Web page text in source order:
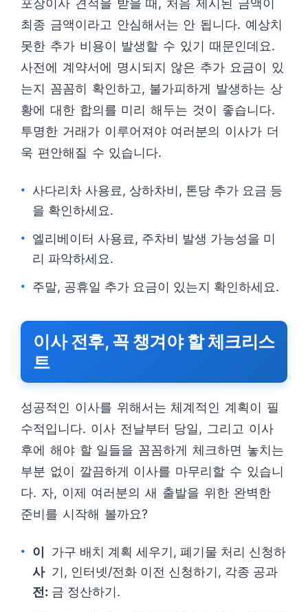
포장이사 견적을 받을 때, 처음 제시된 금액이
최종 금액이라고 안심해서는 안 됩니다. 예상치
못한 추가 비용이 발생할 수 있기 때문인데요.
사전에 계약서에 명시되지 않은 추가 요금이 있
는지 꼼꼼히 확인하고, 불가피하게 발생하는 상
황에 대한 합의를 미리 해두는 것이 좋습니다.
투명한 거래가 이루어져야 여러분의 이사가 더
욱 편안해질 수 있습니다.
사다리차 사용료, 상하차비, 톤당 추가 요금 등
을 확인하세요.
엘리베이터 사용료, 주차비 발생 가능성을 미
리 파악하세요.
주말, 공휴일 추가 요금이 있는지 확인하세요.
이사 전후, 꼭 챙겨야 할 체크리스
트
성공적인 이사를 위해서는 체계적인 계획이 필
수적입니다. 이사 전날부터 당일, 그리고 이사
후에 해야 할 일들을 꼼꼼하게 체크하면 놓치는
부분 없이 깔끔하게 이사를 마무리할 수 있습니
다. 자, 이제 여러분의 새 출발을 위한 완벽한
준비를 시작해 볼까요?
이
사
전:
가구 배치 계획 세우기, 폐기물 처리 신청하
기, 인터넷/전화 이전 신청하기, 각종 공과
금 정산하기.